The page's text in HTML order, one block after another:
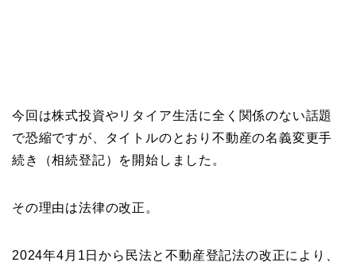
今回は株式投資やリタイア生活に全く関係のない話題
で恐縮ですが、タイトルのとおり不動産の名義変更手
続き（相続登記）を開始しました。
その理由は法律の改正。
2024年4月1日から民法と不動産登記法の改正により、